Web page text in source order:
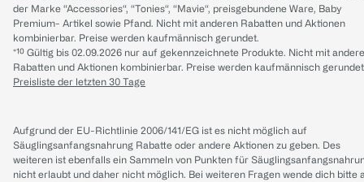
der Marke “Accessories“, “Tonies“, “Mavie“, preisgebundene Ware, Baby
Premium- Artikel sowie Pfand. Nicht mit anderen Rabatten und Aktionen
kombinierbar. Preise werden kaufmännisch gerundet.
*¹⁰ Gültig bis 02.09.2026 nur auf gekennzeichnete Produkte. Nicht mit
Rabatten und Aktionen kombinierbar. Preise werden kaufmännisch
Preisliste der letzten 30 Tage
Aufgrund der EU-Richtlinie 2006/141/EG ist es nicht möglich auf
Säuglingsanfangsnahrung Rabatte oder andere Aktionen zu geben. Des
weiteren ist ebenfalls ein Sammeln von Punkten für
nicht erlaubt und daher nicht möglich. Bei weiteren Fragen wende dich bitte